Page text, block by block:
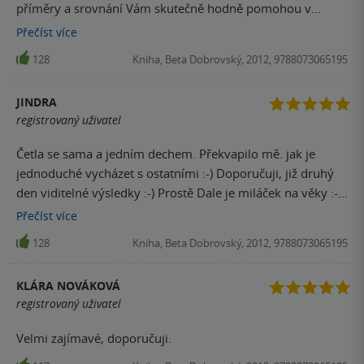
příměry a srovnání Vám skutečně hodně pomohou v
různých oblastech.
Přečíst více
128 Kniha, Beta Dobrovský, 2012, 9788073065195
JINDRA
registrovaný uživatel
Četla se sama a jedním dechem. Překvapilo mě. jak je
jednoduché vycházet s ostatními :-) Doporučuji, již druhý
den viditelné výsledky :-) Prostě Dale je miláček na věky :-)
děkuji za tuto knihu
Přečíst více
128 Kniha, Beta Dobrovský, 2012, 9788073065195
KLÁRA NOVÁKOVÁ
registrovaný uživatel
Velmi zajímavé, doporučuji.